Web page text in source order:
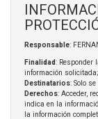
Responsable:
Finalidad: Responder
información solicitada;
Destinatarios: Solo
Derechos: Acceder,
indica en la
la información